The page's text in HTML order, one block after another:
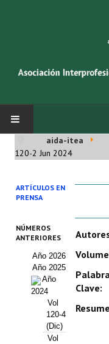
INICIO
Cincuentenario AIDA
Organigrama
Estatutos
Hacerse socio
Noticias
aida-itea
120-2 Jun 2024
ARTÍCULOS EN
PRENSA
NÚMEROS
ANTERIORES
Año 2026
Año 2025
Año
2024
Vol
120-4
(Dic)
Vol
Clave: